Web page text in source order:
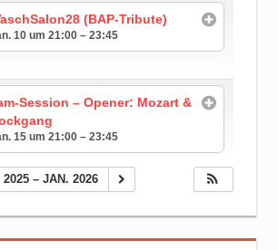
(BAP-Tribute)
10 um 21:00 – 23:45
Session – Opener: Mozart &
15 um 21:00 – 23:45
2025 – JAN. 2026